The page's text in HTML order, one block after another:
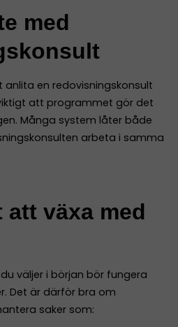
med
en redovisningskonsult
att programmet gör det
Många system låter både
arbeta i samma
växa med
väljer i början bör fungera
Det är därför bra om
saker som: